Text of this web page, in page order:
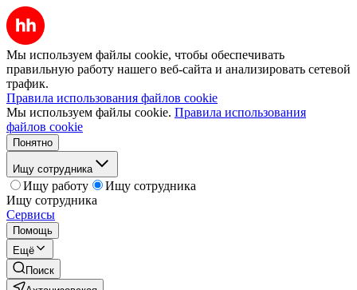
Мы используем файлы cookie, чтобы обеспечивать
правильную работу нашего веб-сайта и анализировать сетевой
трафик.
Правила использования файлов cookie
Мы используем файлы cookie. Правила использования
файлов cookie
Понятно
Ищу сотрудника
Ищу работу
Ищу сотрудника
Ищу сотрудника
Сервисы
Помощь
Ещё
Поиск